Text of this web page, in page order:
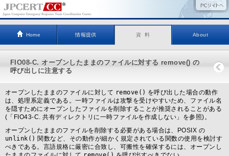
Home 情報提供 資 料 About
FIO08-C. オープンしたままのファイルに対する remove() の
呼び出しに注意する
オープンしたままのファイルに対して remove() を呼び出した場合の動作
は、処理系定義である。一時ファイルは攻撃を受けやすいため、ファイル名
を隠すためにオープンしたファイルを削除することが推奨されることがある
(「FIO43-C. 共有ディレクトリに一時ファイルを作成しない」を参照)。
オープンしたままのファイルを削除する必要がある場合は、POSIX の
unlink() 関数など、その動作が細かく規定されている関数の使用を検討す
べきである。言語規格に厳密に合致し、可搬性を確保するには、オープンし